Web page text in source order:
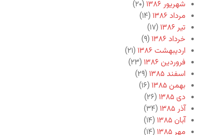
شهریور ۱۳۸۶
(۲۰)
مرداد ۱۳۸۶
(۱۴)
تیر ۱۳۸۶
(۱۷)
خرداد ۱۳۸۶
(۹)
اردیبهشت ۱۳۸۶
(۲۱)
فروردین ۱۳۸۶
(۲۳)
اسفند ۱۳۸۵
(۲۹)
بهمن ۱۳۸۵
(۱۶)
دی ۱۳۸۵
(۲۶)
آذر ۱۳۸۵
(۳۴)
آبان ۱۳۸۵
(۱۴)
مهر ۱۳۸۵
(۱۴)